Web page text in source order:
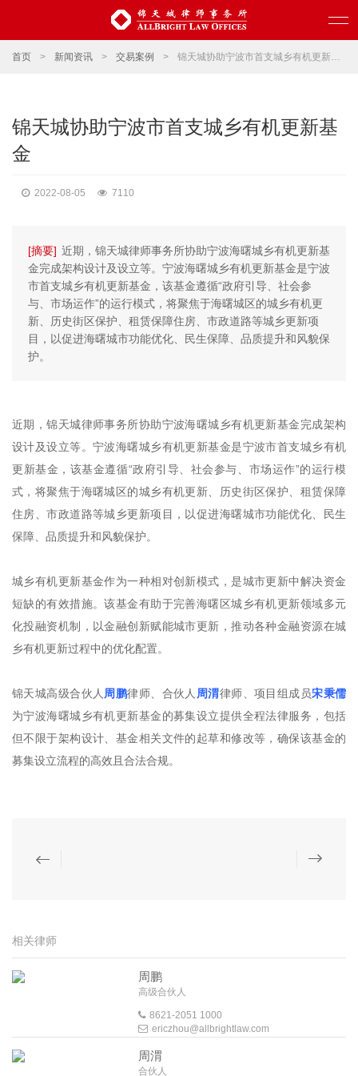
首页 > 新闻资讯 > 交易案例 > 锦天城协助宁波市首支城乡有机更新基金
锦天城协助宁波市首支城乡有机更新基
金
2022-08-05 7110
[摘要] 近期，锦天城律师事务所协助宁波海曙城乡有机更新基
金完成架构设计及设立等。宁波海曙城乡有机更新基金是宁波
市首支城乡有机更新基金，该基金遵循“政府引导、社会参
与、市场运作”的运行模式，将聚焦于海曙城区的城乡有机更
新、历史街区保护、租赁保障住房、市政道路等城乡更新项
目，以促进海曙城市功能优化、民生保障、品质提升和风貌保
护。
近期，锦天城律师事务所协助宁波海曙城乡有机更新基金完成架构
设计及设立等。宁波海曙城乡有机更新基金是宁波市首支城乡有机
更新基金，该基金遵循“政府引导、社会参与、市场运作”的运行模
式，将聚焦于海曙城区的城乡有机更新、历史街区保护、租赁保障
住房、市政道路等城乡更新项目，以促进海曙城市功能优化、民生
保障、品质提升和风貌保护。
城乡有机更新基金作为一种相对创新模式，是城市更新中解决资金
短缺的有效措施。该基金有助于完善海曙区城乡有机更新领域多元
化投融资机制，以金融创新赋能城市更新，推动各种金融资源在城
乡有机更新过程中的优化配置。
锦天城高级合伙人 周鹏律师、合伙人 周渭律师、项目组成员宋秉儒
为宁波海曙城乡有机更新基金的募集设立提供全程法律服务，包括
但不限于架构设计、基金相关文件的起草和修改等，确保该基金的
募集设立流程的高效且合法合规。
相关律师
周鹏
高级合伙人
8621-2051 1000
ericzhou@allbrightlaw.com
周渭
合伙人